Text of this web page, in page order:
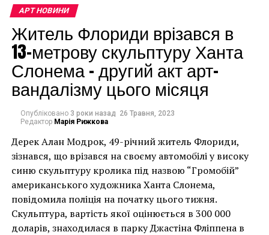
Компанія Rago/Wright’s поки що не розкриває
оцінки цих робіт.
Facebook
Twitter
Pinterest
WhatsApp
ViberTelegram
Copy
Link
НАСТУПНА СТАТТЯ
Новий стартап хоче децентралізувати художні музеї
за допомогою технології Web3
ПОПЕРЕДНЯ СТАТТЯ
Лучшие шедевры искусства для любителей казино
Чоловік позує під макетом чайки, яка ось-ось
накинеться на упаковку чіпсів – сюжет графіті, що
має ознаки вуличного художника Бенксі, на стіні в
Лоустофті на східному узбережжі Англії 8 серпня 2021
року. (Фото Джастіна Талліса / AFP)
В інтерв’ю “Таймс” пан Куттс сказав:
АРТ НОВИНИ
Житель Флориди врізався в
13-метрову скульптуру Ханта
Слонема – другий акт арт-
вандалізму цього місяця
Опубліковано 3 роки назад 26 Травня, 2023
Редактор Марія Рижкова
Дерек Алан Модрок, 49-річний житель Флориди,
зізнався, що врізався на своєму автомобілі у високу
синю скульптуру кролика під назвою “Громобій”
американського художника Ханта Слонема,
повідомила поліція на початку цього тижня.
Скульптура, вартість якої оцінюється в 300 000
доларів, знаходилася в парку Джастіна Фліппена в